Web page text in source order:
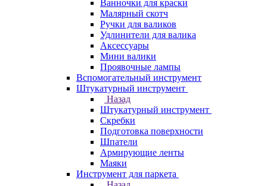
Ванночки для краски
Малярный скотч
Ручки для валиков
Удлинители для валика
Аксессуары
Мини валики
Проявочные лампы
Вспомогательный инструмент
Штукатурный инструмент
Назад
Штукатурный инструмент
Скребки
Подготовка поверхности
Шпатели
Армирующие ленты
Маяки
Инструмент для паркета